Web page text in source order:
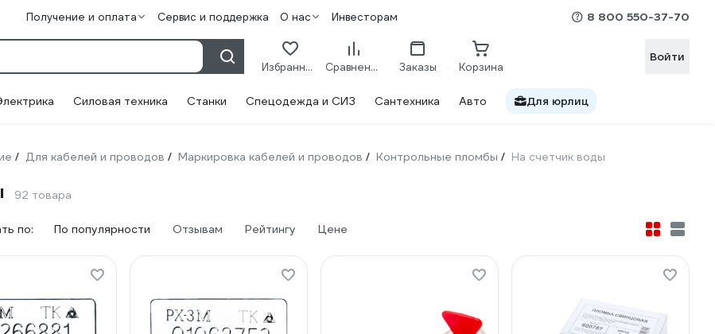
Получение и оплата Сервис и поддержка О нас Инвесторам 8 800 550-37-70
Избранное Сравнение Заказы Корзина
Войти
Силовая техника Станки Спецодежда и СИЗ Сантехника Авто Для юрлиц
/ Для кабелей и проводов / Маркировка кабелей и проводов / Контрольные пломбы / На счетчик воды
92 товара
по: По популярности Отзывам Рейтингу Цене